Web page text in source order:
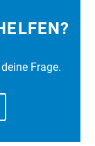
Frage.